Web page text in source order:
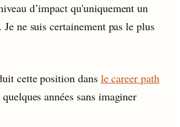
d’impact qu'uniquement un
Je ne suis certainement pas le plus
cette position dans le career path
années sans imaginer